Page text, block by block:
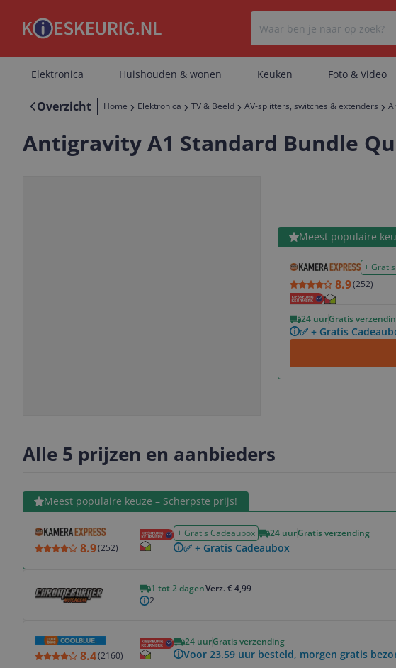
Er
Er
Elektronica Huishouden & wonen Keuken Foto & Video
Overzicht Home Elektronica TV & Beeld AV-splitters, switches & extenders
Antigravity A1 Standard Bundle
Meest populaire
+
8.9(252)
24 uurGratis
✅ + Gratis
Bekijk product
Alle 5 prijzen en aanbieders
Meest populaire keuze – Scherpste prijs!
8.9(252)
+ Gratis Cadeaubox 24 uurGratis verzending
✅ + Gratis Cadeaubox
Bekijk product
1 tot 2 dagenVerz. € 4,99
2
8.4(2160)
24 uurGratis verzending
Voor 23.59 uur besteld, morgen gratis